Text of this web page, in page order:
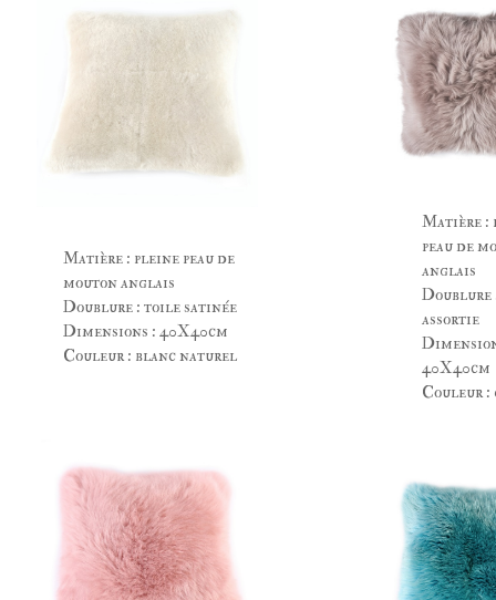
Matière : pleine peau de
mouton anglais
Doublure : toile satinée
Dimensions : 40X40cm
Couleur : blanc naturel
Matière :
peau de
anglais
assortie
40X40cm
Couleur :